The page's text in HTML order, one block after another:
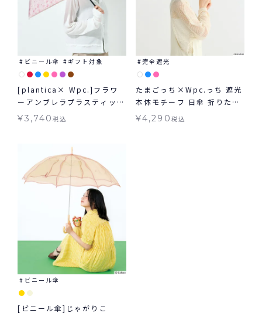
ビニール傘 ギフト対象
[plantica× Wpc.]フラワ
ーアンブレラプラスティック
ミニ Wpc. ビニール傘 折り
¥3,740税込
完全遮光
たまごっち×Wpc.っち 遮光
本体モチーフ 日傘 折りたた
み ギフト対象 晴雨兼用
¥4,290 税込
ビニール傘
[ビニール傘]じゃがりこ